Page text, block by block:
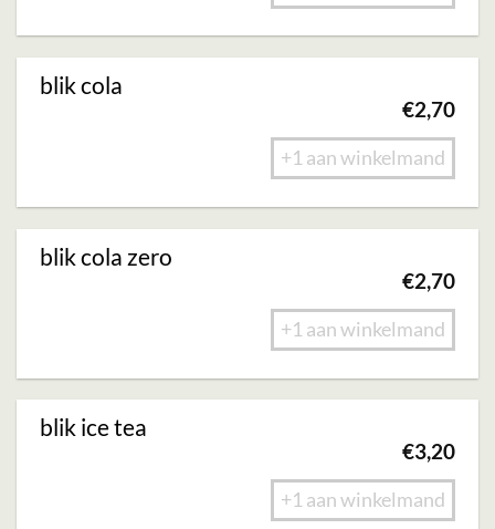
blik cola
€2,70
+1 aan winkelmand
blik cola zero
€2,70
+1 aan winkelmand
blik ice tea
€3,20
+1 aan winkelmand